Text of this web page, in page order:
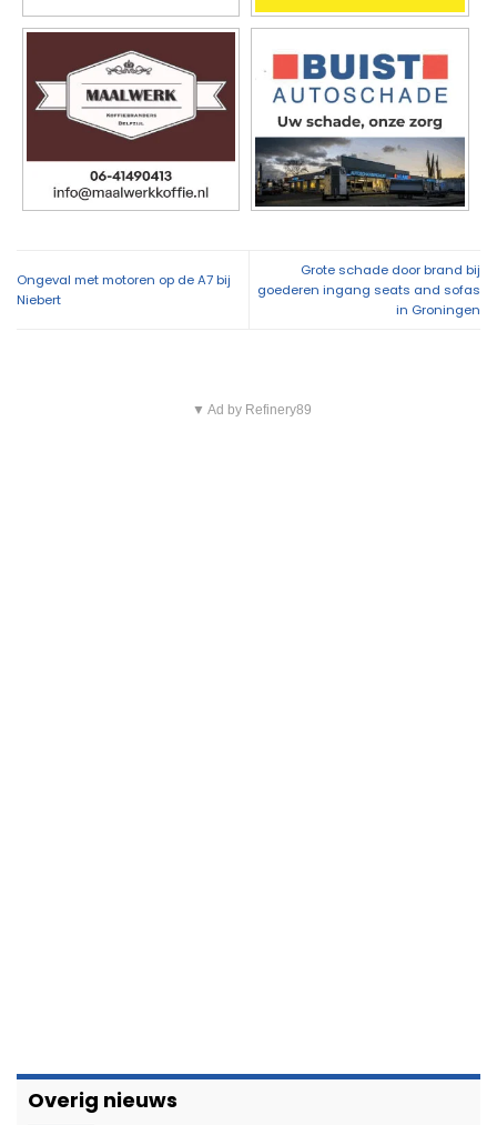
Ongeval met motoren op de A7 bij
Niebert
Grote schade door brand bij
goederen ingang seats and sofas
in Groningen
▼ Ad by Refinery89
Overig nieuws